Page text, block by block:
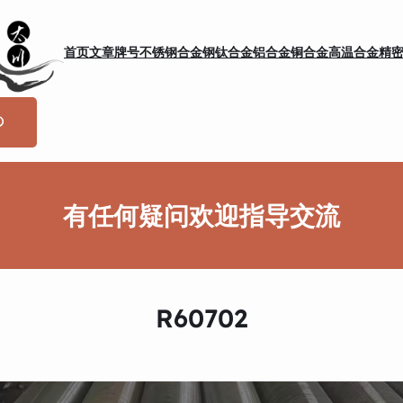
首页文章牌号不锈钢合金钢钛合金铝合金铜合金高温合金精
有任何疑问欢迎指导交流
R60702